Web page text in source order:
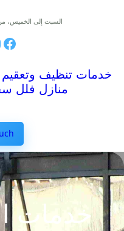
السبت إلى الخميس، من 08:00 صباحًا حتى 11:00 مساءً
فيسبوكإنستجرام
خدمات تنظيف
منازل فلل
خدمات